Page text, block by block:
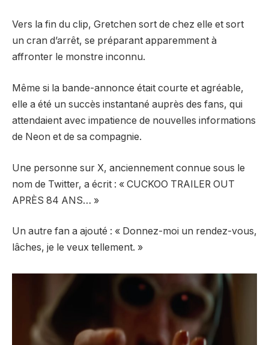
Vers la fin du clip, Gretchen sort de chez elle et sort
un cran d’arrêt, se préparant apparemment à
affronter le monstre inconnu.
Même si la bande-annonce était courte et agréable,
elle a été un succès instantané auprès des fans, qui
attendaient avec impatience de nouvelles informations
de Neon et de sa compagnie.
Une personne sur X, anciennement connue sous le
nom de Twitter, a écrit : « CUCKOO TRAILER OUT
APRÈS 84 ANS… »
Un autre fan a ajouté : « Donnez-moi un rendez-vous,
lâches, je le veux tellement. »